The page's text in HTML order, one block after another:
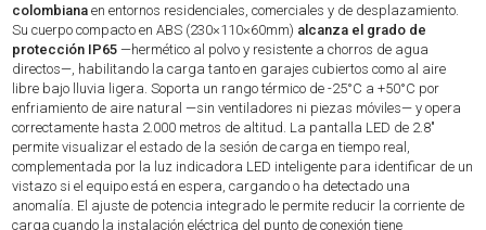
colombiana en entornos residenciales, comerciales y de desplazamiento.
Su cuerpo compacto en ABS (230×110×60mm) alcanza el grado de
protección IP65 —hermético al polvo y resistente a chorros de agua
directos—, habilitando la carga tanto en garajes cubiertos como al aire
libre bajo lluvia ligera. Soporta un rango térmico de -25°C a +50°C por
enfriamiento de aire natural —sin ventiladores ni piezas móviles— y opera
correctamente hasta 2.000 metros de altitud. La pantalla LED de 2.8"
permite visualizar el estado de la sesión de carga en tiempo real,
complementada por la luz indicadora LED inteligente para identificar de un
vistazo si el equipo está en espera, cargando o ha detectado una
anomalía. El ajuste de potencia integrado le permite reducir la corriente de
carga cuando la instalación eléctrica del punto de conexión tiene